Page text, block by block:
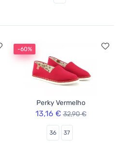
-60%
Perky Vermelho
13,16 € 32,90 €
36 37